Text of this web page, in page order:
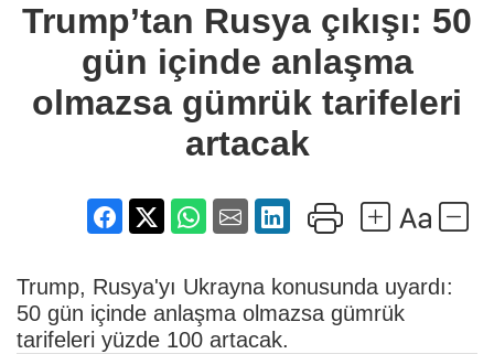
içinde
olmazsa
gümrük
tarifeleri
artacak
Trump’tan Rusya çıkışı: 50
gün içinde anlaşma
olmazsa gümrük tarifeleri
artacak
Trump, Rusya'yı Ukrayna konusunda uyardı:
50 gün içinde anlaşma olmazsa gümrük
tarifeleri yüzde 100 artacak.